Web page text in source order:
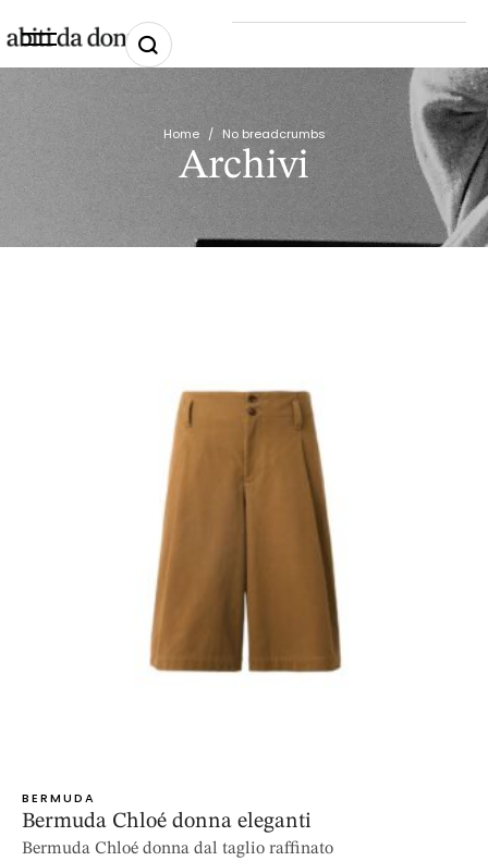
Home / No breadcrumbs
Archivi
BERMUDA
Bermuda Chloé donna eleganti
Bermuda Chloé donna dal taglio raffinato